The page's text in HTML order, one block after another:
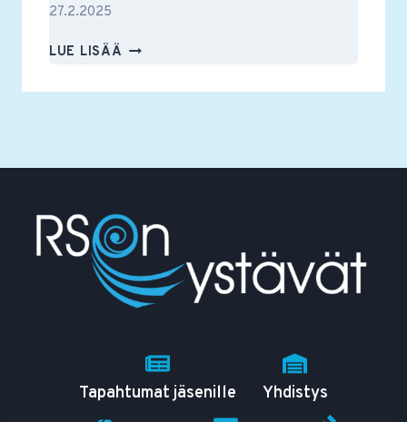
27.2.2025
LUE LISÄÄ RSON
RY:N
Tapahtumat jäsenille Yhdistys